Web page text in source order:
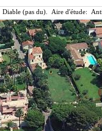
(pas du). Aire d'étude: